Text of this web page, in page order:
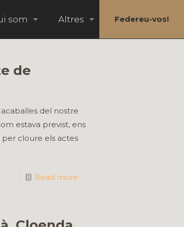
som Altres Federeu-vos!
de
del nostre
estava previst, ens
cloure els actes
Read more